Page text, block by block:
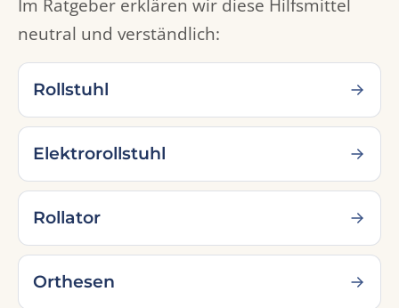
Im Ratgeber erklären wir diese Hilfsmittel
neutral und verständlich:
Rollstuhl
Elektrorollstuhl
Rollator
Orthesen